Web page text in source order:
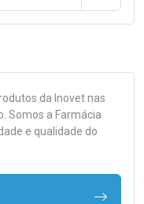
da Inovetnas
Somos a Farmácia
e qualidade do